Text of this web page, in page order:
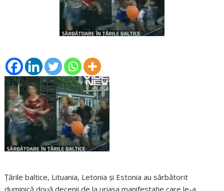
Ţările baltice, Lituania, Letonia şi Estonia au sărbătorit